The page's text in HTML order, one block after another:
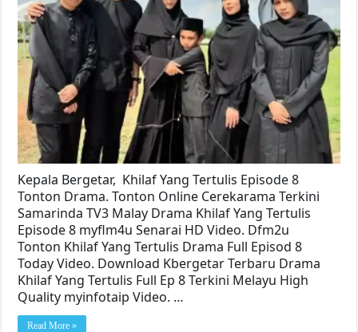
Kepala Bergetar, Khilaf Yang Tertulis Episode 8
Tonton Drama. Tonton Online Cerekarama Terkini
Samarinda TV3 Malay Drama Khilaf Yang Tertulis
Episode 8 myflm4u Senarai HD Video. Dfm2u
Tonton Khilaf Yang Tertulis Drama Full Episod 8
Today Video. Download Kbergetar Terbaru Drama
Khilaf Yang Tertulis Full Ep 8 Terkini Melayu High
Quality myinfotaip Video. …
Read More »